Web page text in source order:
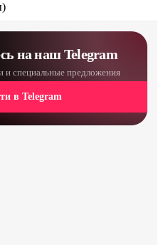
на наш Telegram
и специальные предложения
в Telegram